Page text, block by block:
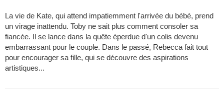
La vie de Kate, qui attend impatiemment l'arrivée du bébé, prend
un virage inattendu. Toby ne sait plus comment consoler sa
fiancée. Il se lance dans la quête éperdue d'un colis devenu
embarrassant pour le couple. Dans le passé, Rebecca fait tout
pour encourager sa fille, qui se découvre des aspirations
artistiques...